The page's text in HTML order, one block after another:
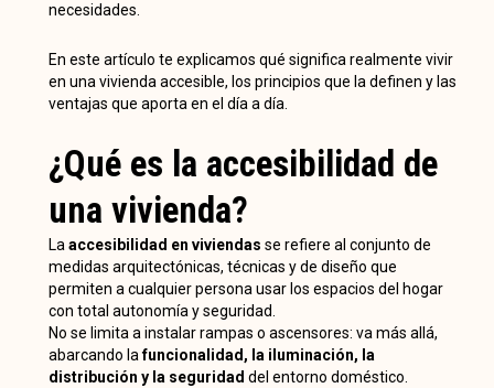
necesidades.
En este artículo te explicamos qué significa realmente vivir
en una vivienda accesible, los principios que la definen y las
ventajas que aporta en el día a día.
¿Qué es la accesibilidad de
una vivienda?
Laaccesibilidad en viviendas se refiere al conjunto de
medidas arquitectónicas, técnicas y de diseño que
permiten a cualquier persona usar los espacios del hogar
con total autonomía y seguridad.
No se limita a instalar rampas o ascensores: va más allá,
abarcando lafuncionalidad, la iluminación, la
distribución y la seguridad del entorno doméstico.